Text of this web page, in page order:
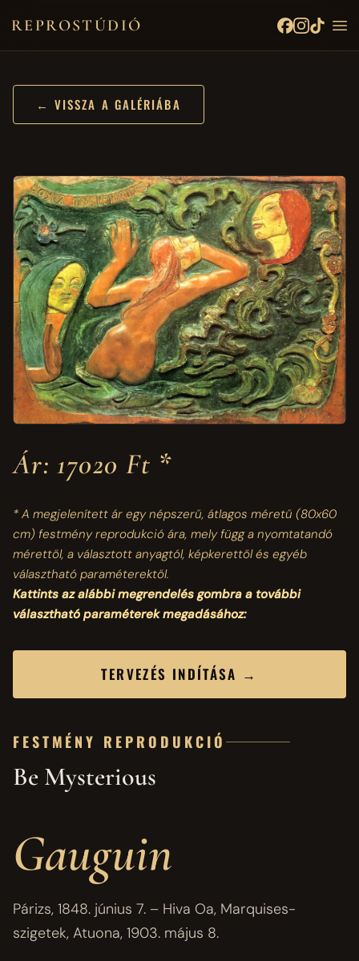
REPROSTÚDIÓ
← VISSZA A GALÉRIÁBA
Ár: 17020 Ft *
* A megjelenített ár egy népszerű, átlagos méretű (80x60
cm)festmény reprodukció ára, mely függ a nyomtatandó
mérettől, a választott anyagtól, képkerettől és egyéb
választható paraméterektől.
Kattints az alábbi megrendelés gombra a további
választható paraméterek megadásához:
TERVEZÉS INDÍTÁSA →
FESTMÉNY REPRODUKCIÓ
Be Mysterious
Gauguin
Párizs, 1848. június 7. – Hiva Oa, Marquises-
szigetek, Atuona, 1903. május 8.